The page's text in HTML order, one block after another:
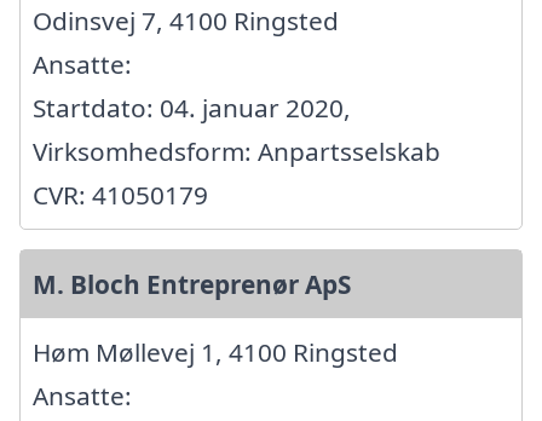
Odinsvej 7, 4100 Ringsted
Ansatte:
Startdato: 04. januar 2020,
Virksomhedsform: Anpartsselskab
CVR: 41050179
M. Bloch Entreprenør ApS
Høm Møllevej 1, 4100 Ringsted
Ansatte: